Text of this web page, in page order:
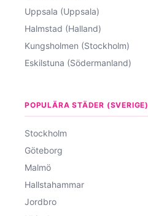
Uppsala (Uppsala)
Halmstad (Halland)
Kungsholmen (Stockholm)
Eskilstuna (Södermanland)
POPULÄRA STÄDER (SVERIGE)
Stockholm
Göteborg
Malmö
Hallstahammar
Jordbro